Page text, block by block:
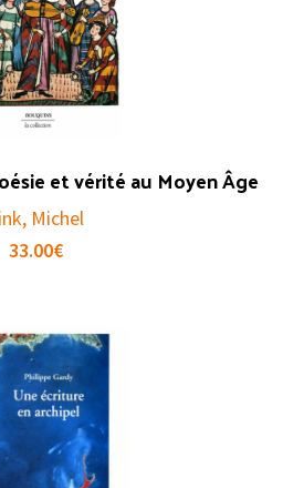
et vérité au Moyen Âge
Michel
33.00€